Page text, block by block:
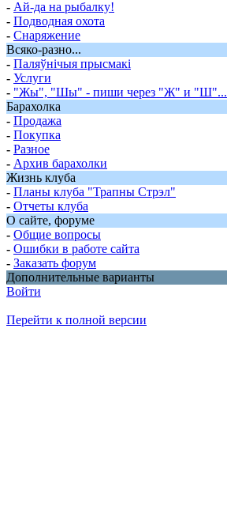
- Ай-да на рыбалку!
- Подводная охота
- Снаряжение
Всяко-разно...
- Паляўнiчыя прысмакi
- Услуги
- "Жы", "Шы" - пиши через "Ж" и "Ш"...
Барахолка
- Продажа
- Покупка
- Разное
- Архив барахолки
Жизнь клуба
- Планы клуба "Трапны Стрэл"
- Отчеты клуба
О сайте, форуме
- Общие вопросы
- Ошибки в работе сайта
- Заказать форум
Дополнительные варианты
Войти
Перейти к полной версии